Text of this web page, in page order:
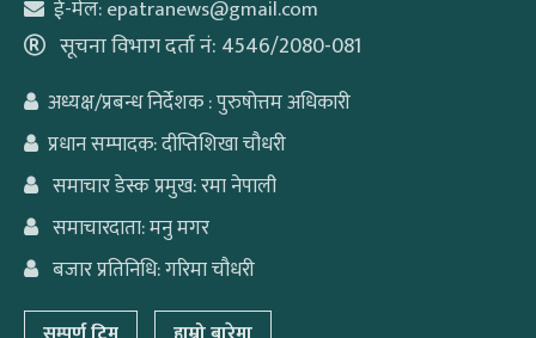
ई-मेल: epatranews@gmail.com
सूचना विभाग दर्ता नं: 4546/2080-081
अध्यक्ष/प्रबन्ध निर्देशक : पुरुषोत्तम अधिकारी
प्रधान सम्पादक: दीप्तिशिखा चौधरी
समाचार डेस्क प्रमुख: रमा नेपाली
समाचारदाता: मनु मगर
बजार प्रतिनिधि: गरिमा चौधरी